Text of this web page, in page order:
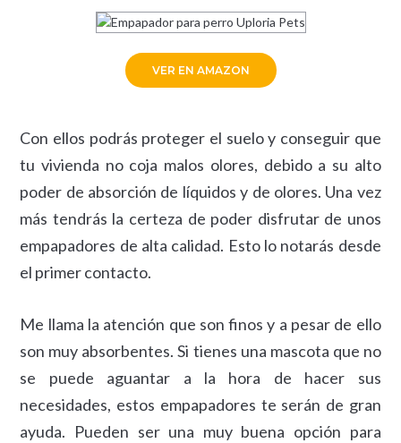
VER EN AMAZON
Con ellos podrás proteger el suelo y conseguir que
tu vivienda no coja malos olores, debido a su alto
poder de absorción de líquidos y de olores. Una vez
más tendrás la certeza de poder disfrutar de unos
empapadores de alta calidad. Esto lo notarás desde
el primer contacto.
Me llama la atención que son finos y a pesar de ello
son muy absorbentes. Si tienes una mascota que no
se puede aguantar a la hora de hacer sus
necesidades, estos empapadores te serán de gran
ayuda. Pueden ser una muy buena opción para